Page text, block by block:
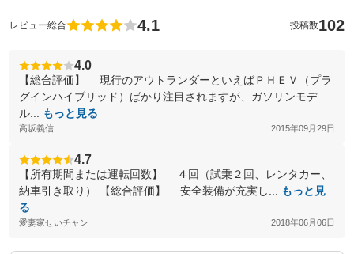
レビュー総合 4.1 投稿数102
4.0
【総合評価】 現行のアウトランダーといえばＰＨＥＶ（プラ
グインハイブリッド）ばかり注目されますが、ガソリンモデ
ル...
もっと見る
高坂義信 2015年09月29日
4.7
【所有期間または運転回数】 ４回（試乗２回、レンタカー、
納車引き取り） 【総合評価】 安全装備が充実し...
もっと見
る
愛妻家せいチャン 2018年06月06日